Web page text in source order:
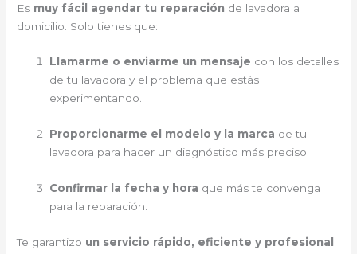
Es muy fácil agendar tu reparación de lavadora a
domicilio. Solo tienes que:
Llamarme o enviarme un mensaje con los detalles
de tu lavadora y el problema que estás
experimentando.
Proporcionarme el modelo y la marca de tu
lavadora para hacer un diagnóstico más preciso.
Confirmar la fecha y hora que más te convenga
para la reparación.
Te garantizo un servicio rápido, eficiente y profesional